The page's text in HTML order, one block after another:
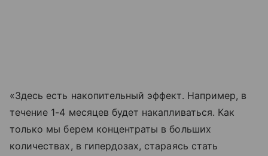
«Здесь есть накопительный эффект. Например, в
течение 1-4 месяцев будет накапливаться. Как
только мы берем концентраты в больших
количествах, в гипердозах, стараясь стать